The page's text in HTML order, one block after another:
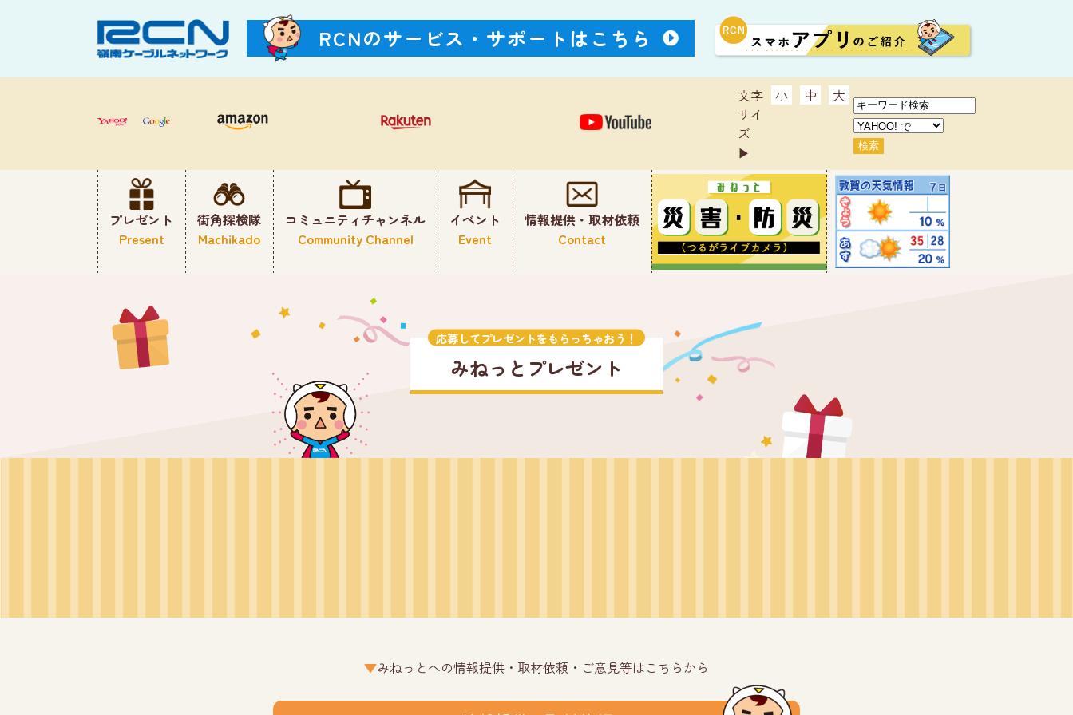
RCNのサービス・ サポートはこちら
文字
サイ
ズ
▶︎
小 中 大
プレゼント
Present
街角探検隊
Machikado
コミュニティチャンネル
Community Channel
イベント
Event
情報提供・取材依頼
Contact
応募してプレゼントをもらっちゃおう！
みねっとプレゼント
みねっとへの情報提供・取材依頼・ご意見等はこちらから